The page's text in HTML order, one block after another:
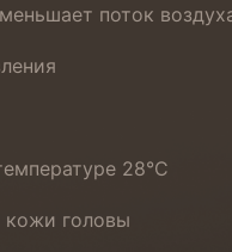
поток
28°C
головы